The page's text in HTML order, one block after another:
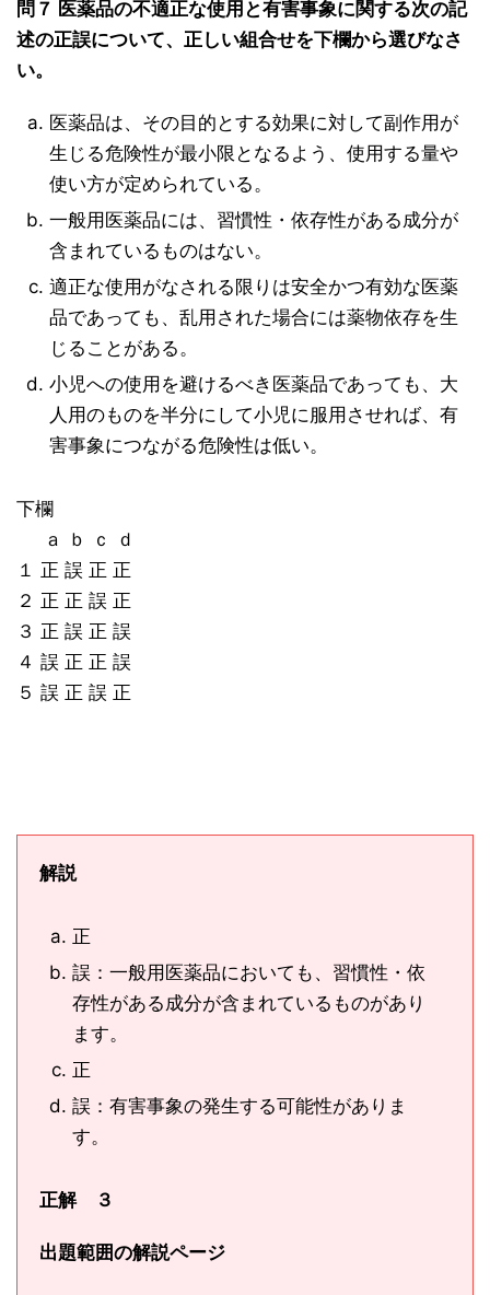
問７ 医薬品の不適正な使用と有害事象に関する次の記
述の正誤について、正しい組合せを下欄から選びなさ
い。
医薬品は、その目的とする効果に対して副作用が
生じる危険性が最小限となるよう、使用する量や
使い方が定められている。
一般用医薬品には、習慣性・依存性がある成分が
含まれているものはない。
適正な使用がなされる限りは安全かつ有効な医薬
品であっても、乱用された場合には薬物依存を生
じることがある。
小児への使用を避けるべき医薬品であっても、大
人用のものを半分にして小児に服用させれば、有
害事象につながる危険性は低い。
下欄
ａ ｂ ｃ ｄ
１ 正 誤 正 正
２ 正 正 誤 正
３ 正 誤 正 誤
４ 誤 正 正 誤
５ 誤 正 誤 正
解説
正
誤：一般用医薬品においても、習慣性・依
存性がある成分が含まれているものがあり
ます。
正
誤：有害事象の発生する可能性がありま
す。
正解 ３
出題範囲の解説ページ